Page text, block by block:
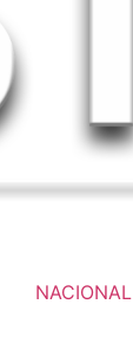
NACIONAL